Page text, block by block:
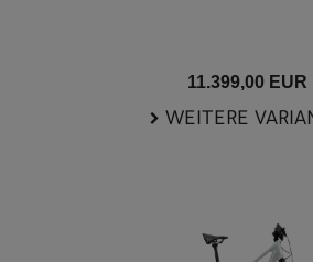
11.399,00 EUR
WEITERE